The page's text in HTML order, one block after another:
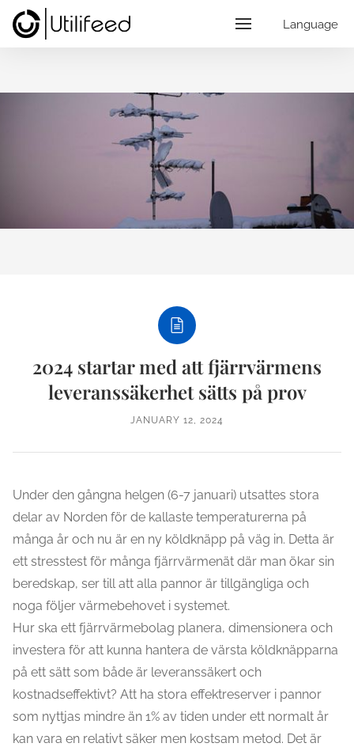
Language
2024 startar med att fjärrvärmens
leveranssäkerhet sätts på prov
JANUARY 12, 2024
Under den gångna helgen (6-7 januari) utsattes stora
delar av Norden för de kallaste temperaturerna på
många år och nu är en ny köldknäpp på väg in. Detta är
ett stresstest för många fjärrvärmenät där man ökar sin
beredskap, ser till att alla pannor är tillgängliga och
noga följer värmebehovet i systemet.
Hur ska ett fjärrvärmebolag planera, dimensionera och
investera för att kunna hantera de värsta köldknäpparna
på ett sätt som både är leveranssäkert och
kostnadseffektivt? Att ha stora effektreserver i pannor
som nyttjas mindre än 1% av tiden under ett normalt år
kan vara en relativt säker men kostsam metod. Det är